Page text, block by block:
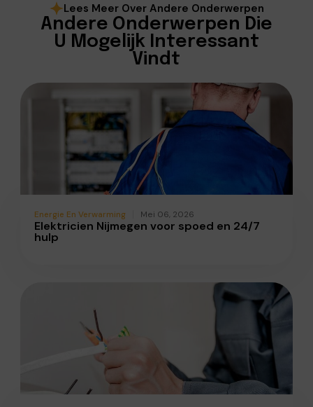
Lees Meer Over Andere Onderwerpen
Andere Onderwerpen Die
U Mogelijk Interessant
Vindt
Energie En Verwarming Mei 06, 2026
Elektricien Nijmegen voor spoed en 24/7
hulp